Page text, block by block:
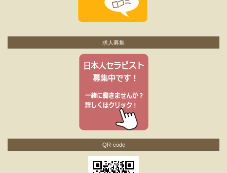
求人募集
QR-code